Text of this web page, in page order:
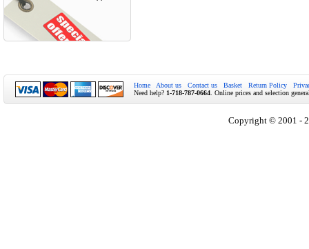
Home About us Contact us Basket Return Policy
Need help? 1-718-787-0664 . Online prices and selection
Copyright © 2001 -